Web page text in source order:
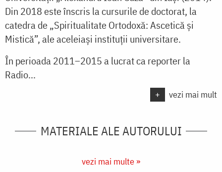
Din 2018 este înscris la cursurile de doctorat, la
catedra de „Spiritualitate Ortodoxă: Ascetică și
Mistică”, ale aceleiași instituții universitare.
În perioada 2011–2015 a lucrat ca reporter la
Radio...
+ vezi mai mult
MATERIALE ALE AUTORULUI
vezi mai multe »